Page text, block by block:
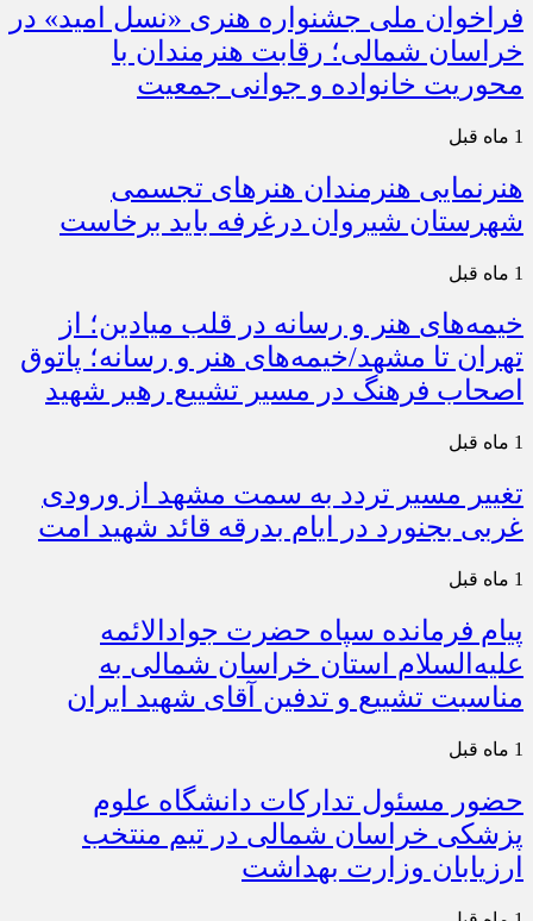
فراخوان ملی جشنواره هنری «نسل امید» در
خراسان شمالی؛ رقابت هنرمندان با
محوریت خانواده و جوانی جمعیت
1 ماه قبل
هنرنمایی هنرمندان هنرهای تجسمی
شهرستان شیروان درغرفه باید برخاست
1 ماه قبل
خیمه‌های هنر و رسانه در قلب میادین؛ از
تهران تا مشهد/خیمه‌های هنر و رسانه؛ پاتوق
اصحاب فرهنگ در مسیر تشییع رهبر شهید
1 ماه قبل
تغییر مسیر تردد به سمت مشهد از ورودی
غربی بجنورد در ایام بدرقه قائد شهید امت
1 ماه قبل
پیام فرمانده سپاه حضرت جوادالائمه
علیه‌السلام استان خراسان شمالی به
مناسبت تشییع و تدفین آقای شهید ایران
1 ماه قبل
حضور مسئول تدارکات دانشگاه علوم
پزشکی خراسان شمالی در تیم منتخب
ارزیابان وزارت بهداشت